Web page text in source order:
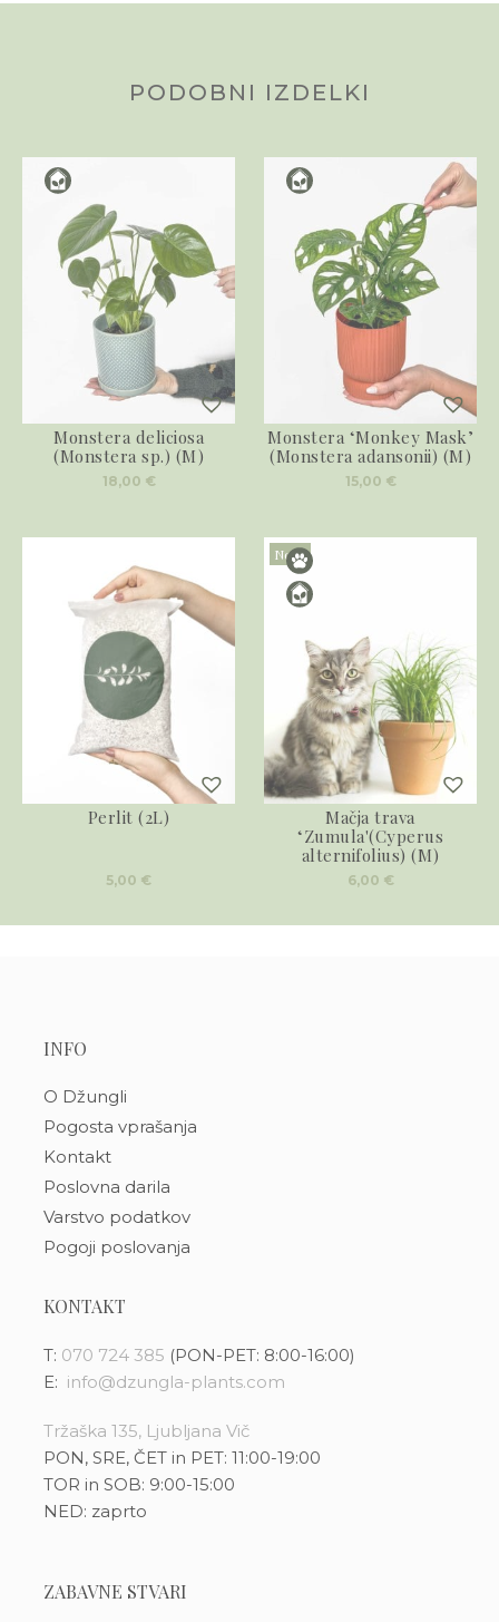
PODOBNI IZDELKI
Monstera deliciosa
(Monstera sp.) (M)
18,00 €
Monstera ‘Monkey Mask’
(Monstera adansonii) (M)
15,00 €
Perlit (2L)
5,00 €
Novo
Mačja trava
‘Zumula'(Cyperus
alternifolius) (M)
6,00 €
INFO
O Džungli
Pogosta vprašanja
Kontakt
Poslovna darila
Varstvo podatkov
Pogoji poslovanja
KONTAKT
T: 070 724 385 (PON-PET: 8:00-16:00)
E: info@dzungla-plants.com
Tržaška 135, Ljubljana Vič
PON, SRE, ČET in PET: 11:00-19:00
TOR in SOB: 9:00-15:00
NED: zaprto
ZABAVNE STVARI